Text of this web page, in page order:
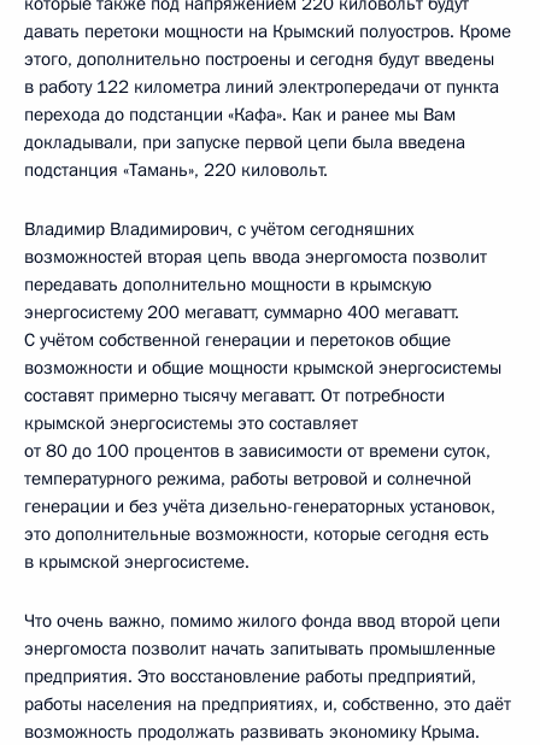
давать перетоки мощности на Крымский полуостров. Кроме
этого, дополнительно построены и сегодня будут введены
в работу 122 километра линий электропередачи от пункта
перехода до подстанции «Кафа». Как и ранее мы Вам
докладывали, при запуске первой цепи была введена
подстанция «Тамань», 220 киловольт.
Владимир Владимирович, с учётом сегодняшних
возможностей вторая цепь ввода энергомоста позволит
передавать дополнительно мощности в крымскую
энергосистему 200 мегаватт, суммарно 400 мегаватт.
С учётом собственной генерации и перетоков общие
возможности и общие мощности крымской энергосистемы
составят примерно тысячу мегаватт. От потребности
крымской энергосистемы это составляет
от 80 до 100 процентов в зависимости от времени суток,
температурного режима, работы ветровой и солнечной
генерации и без учёта дизельно-генераторных установок,
это дополнительные возможности, которые сегодня есть
в крымской энергосистеме.
Что очень важно, помимо жилого фонда ввод второй цепи
энергомоста позволит начать запитывать промышленные
предприятия. Это восстановление работы предприятий,
работы населения на предприятиях, и, собственно, это даёт
возможность продолжать развивать экономику Крыма.